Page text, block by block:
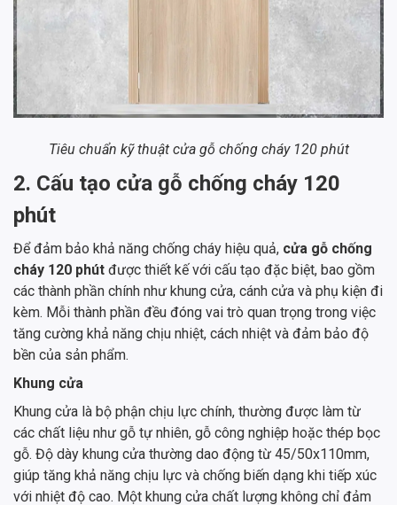
Tiêu chuẩn kỹ thuật cửa gỗ chống cháy 120 phút
2. Cấu tạo cửa gỗ chống cháy 120
phút
Để đảm bảo khả năng chống cháy hiệu quả, cửa gỗ chống
cháy 120 phút được thiết kế với cấu tạo đặc biệt, bao gồm
các thành phần chính như khung cửa, cánh cửa và phụ kiện đi
kèm. Mỗi thành phần đều đóng vai trò quan trọng trong việc
tăng cường khả năng chịu nhiệt, cách nhiệt và đảm bảo độ
bền của sản phẩm.
Khung cửa
Khung cửa là bộ phận chịu lực chính, thường được làm từ
các chất liệu như gỗ tự nhiên, gỗ công nghiệp hoặc thép bọc
gỗ. Độ dày khung cửa thường dao động từ 45/50x110mm,
giúp tăng khả năng chịu lực và chống biến dạng khi tiếp xúc
với nhiệt độ cao. Một khung cửa chất lượng không chỉ đảm